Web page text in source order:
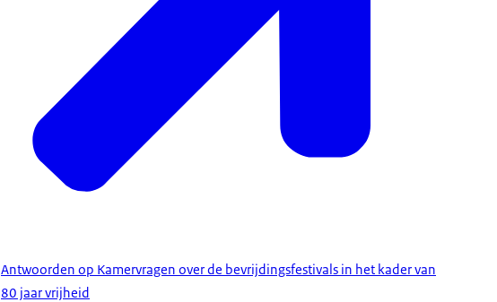
Antwoorden op Kamervragen over de bevrijdingsfestivals in het kader van
80 jaar vrijheid